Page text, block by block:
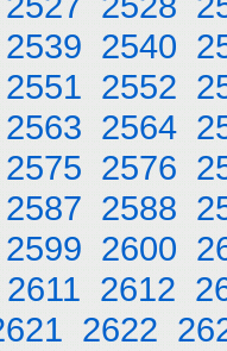
2539 2540
2551 2552
2563 2564
2575 2576
2587 2588
2599 2600
2611 2612
2622